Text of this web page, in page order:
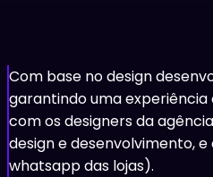
Com base no design
garantindo uma experiência
com os designers da
design e desenvolvimento,
whatsapp das lojas).